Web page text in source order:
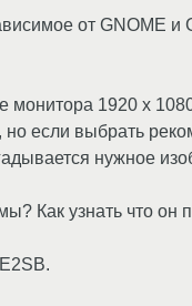
от GNOME и
1920 x
если выбрать
нужное
Как узнать что он